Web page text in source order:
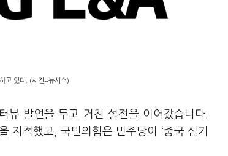
고 있다. (사진=뉴시스)
뷰 발언을 두고 거친 설전을 이어갔습니다.
지적했고, 국민의힘은 민주당이 ‘중국 심기